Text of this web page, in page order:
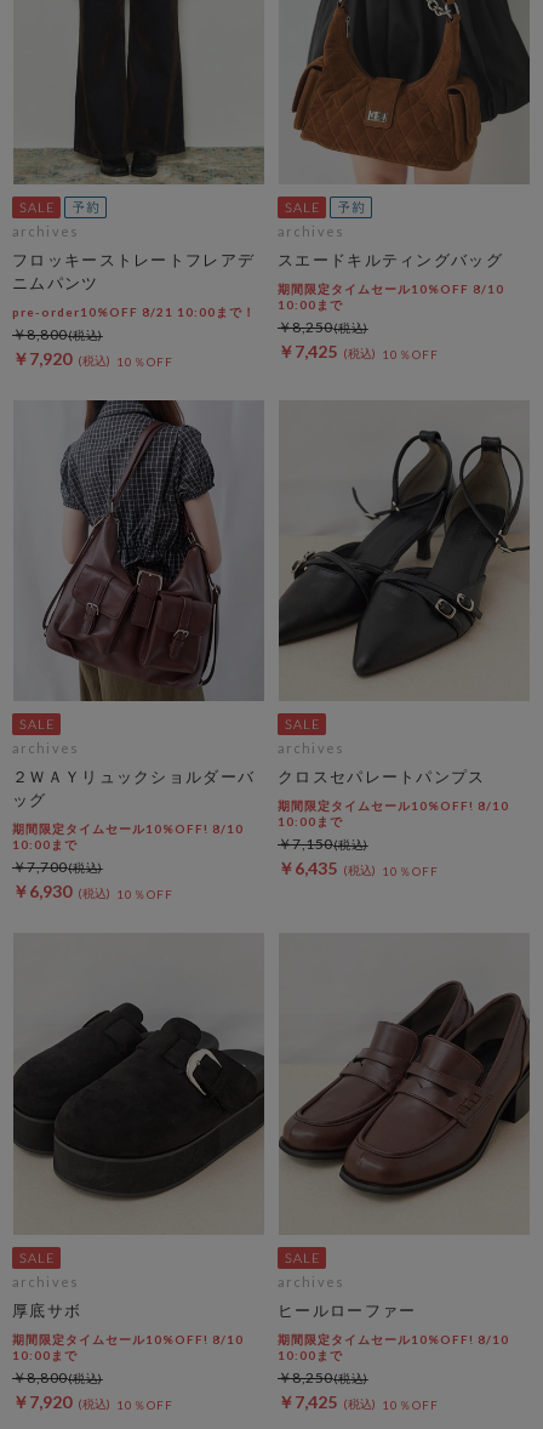
archives
フロッキーストレートフレアデ
ニムパンツ
pre-order10%OFF 8/21 10:00まで！
￥7,920 10％OFF
￥8,800
archives
スエードキルティングバッグ
期間限定タイムセール10%OFF 8/10
10:00まで
￥7,425 10％OFF
￥8,250
archives
２ＷＡＹリュックショルダーバ
ッグ
期間限定タイムセール10%OFF! 8/10
10:00まで
￥6,930 10％OFF
￥7,700
archives
クロスセパレートパンプス
期間限定タイムセール10%OFF! 8/10
10:00まで
￥6,435 10％OFF
￥7,150
archives
厚底サボ
期間限定タイムセール10%OFF! 8/10
10:00まで
￥7,920 10％OFF
￥8,800
archives
ヒールローファー
期間限定タイムセール10%OFF! 8/10
10:00まで
￥7,425 10％OFF
￥8,250